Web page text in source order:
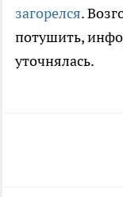
загорелся.
потушить,
уточнялась.